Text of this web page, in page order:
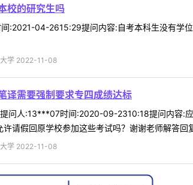
校的研究生吗
:2021-04-2615:29提问内容:自考本科生没有学
学 2022-11-08
译需要强制要求专四成绩达标
问人:13***07时间:2020-09-2310:18提问内容:
请假回原学校参加这些考试吗？谢谢老师解答回
学 2022-11-08